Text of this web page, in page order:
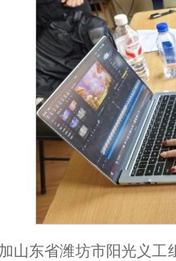
山东省潍坊市阳光义工